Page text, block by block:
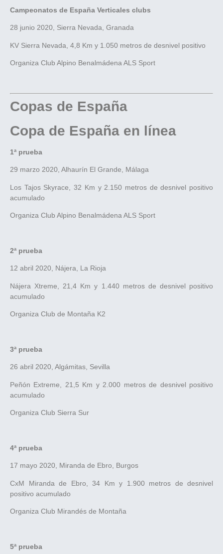
Campeonatos de España Verticales clubs
28 junio 2020, Sierra Nevada, Granada
KV Sierra Nevada, 4,8 Km y 1.050 metros de desnivel positivo
Organiza Club Alpino Benalmádena ALS Sport
Copas de España
Copa de España en línea
1ª prueba
29 marzo 2020, Alhaurín El Grande, Málaga
Los Tajos Skyrace, 32 Km y 2.150 metros de desnivel positivo
acumulado
Organiza Club Alpino Benalmádena ALS Sport
2ª prueba
12 abril 2020, Nájera, La Rioja
Nájera Xtreme, 21,4 Km y 1.440 metros de desnivel positivo
acumulado
Organiza Club de Montaña K2
3ª prueba
26 abril 2020, Algámitas, Sevilla
Peñón Extreme, 21,5 Km y 2.000 metros de desnivel positivo
acumulado
Organiza Club Sierra Sur
4ª prueba
17 mayo 2020, Miranda de Ebro, Burgos
CxM Miranda de Ebro, 34 Km y 1.900 metros de desnivel
positivo acumulado
Organiza Club Mirandés de Montaña
5ª prueba